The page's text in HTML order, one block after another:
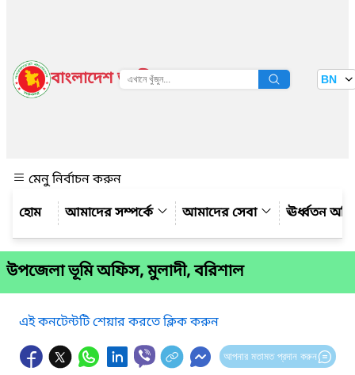
বাংলাদেশ জাতীয় তথ্য বাতায়ন BN
মেনু নির্বাচন করুন
আমাদের সম্পর্কে
আমাদের সেবা ঊর্ধ্বতন
উপজেলা ভূমি অফিস, মুলাদী, বরিশাল
এই কনটেন্টটি শেয়ার করতে ক্লিক করুন
আপনার মতামত প্রদান করুন